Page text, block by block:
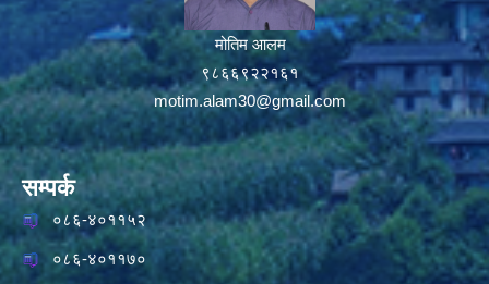
मोतिम आलम
९८६६९२२१६१
motim.alam30@gmail.com
सम्पर्क
०८६-४०११५२
०८६-४०११७०